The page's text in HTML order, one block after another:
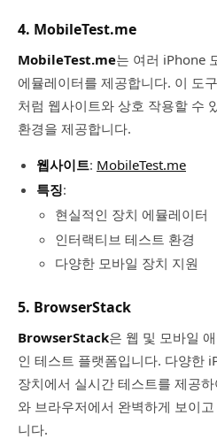
4. MobileTest.me
MobileTest.me는 여러 iPhone
에뮬레이터를 제공합니다. 이 도
처럼 웹사이트와 상호 작용할 수
환경을 제공합니다.
웹사이트: MobileTest.me
특징:
현실적인 장치 에뮬레이터
인터랙티브 테스트 환경
다양한 모바일 장치 지원
5. BrowserStack
BrowserStack은 웹 및 모바일
인 테스트 플랫폼입니다. 다양한
장치에서 실시간 테스트를 제공
와 브라우저에서 완벽하게 보이
니다.